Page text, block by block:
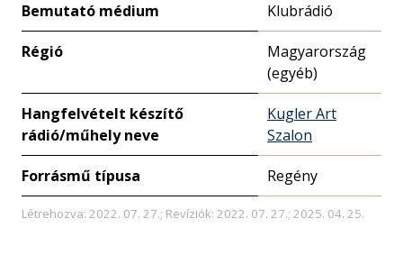
Bemutató médium Klubrádió
Régió
Magyarország
(egyéb)
Hangfelvételt készítő
rádió/műhely neve
Kugler Art
Szalon
Forrásmű típusa Regény
Létrehozva: 2022. 07. 27.; Revíziók: 2022. 07. 27.; 2025. 04. 25.